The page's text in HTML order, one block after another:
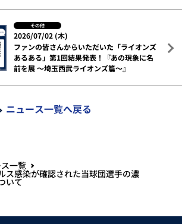
その他
2026/07/02 (木)
ファンの皆さんからいただいた「ライオンズ
あるある」第1回結果発表！『あの現象に名
前を展 ～埼玉西武ライオンズ篇～』
ニュース一覧へ戻る
一覧
ス感染が確認された当球団選手の濃
いて